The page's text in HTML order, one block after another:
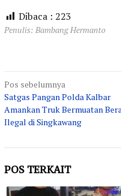
Dibaca : 223
Penulis: Bambang Hermanto
Navigasi
pos
Pos sebelumnya
Satgas Pangan Polda Kalbar
Amankan Truk Bermuatan
Ilegal di Singkawang
POS TERKAIT